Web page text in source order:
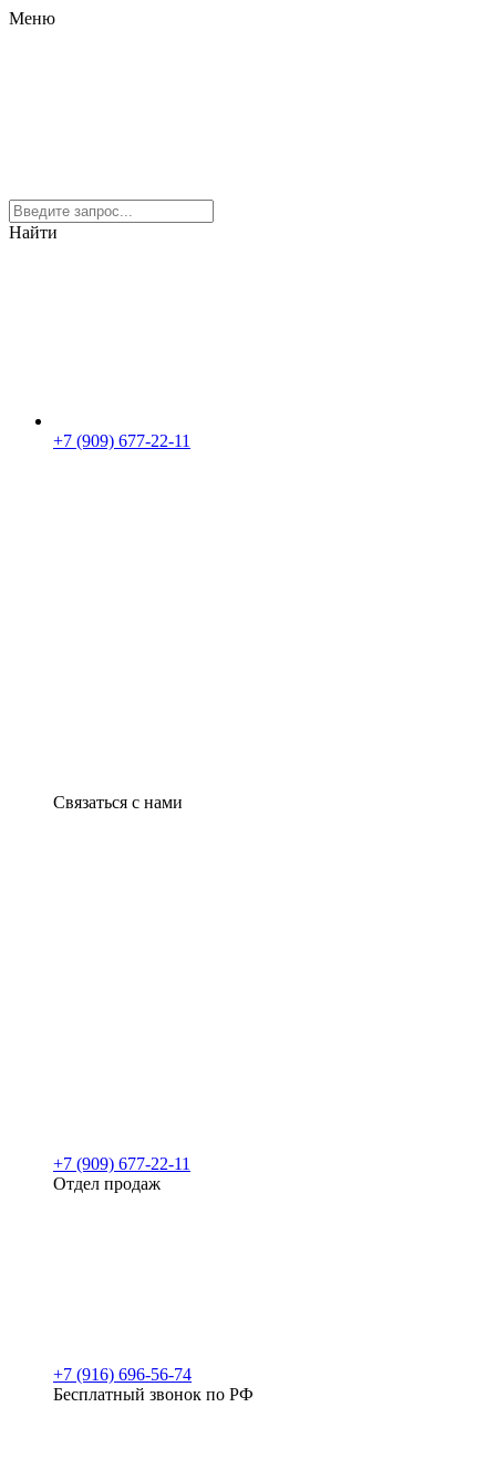
Меню
Найти
+7 (909) 677-22-11
Связаться с нами
+7 (909) 677-22-11
Отдел продаж
+7 (916) 696-56-74
Бесплатный звонок по РФ